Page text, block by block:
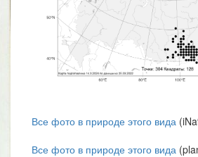
Все фото в природе этого вида
Все фото в природе этого вида